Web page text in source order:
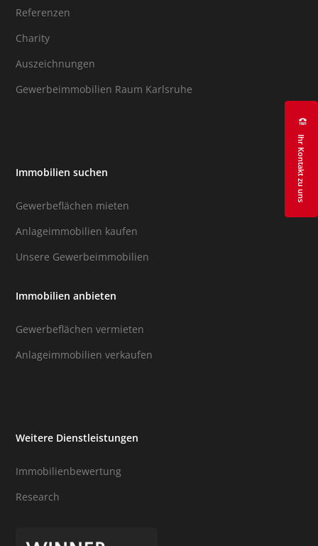
Referenzen
Charity
Auszeichnungen
Gewerbeimmobilien Raum Karlsruhe
Ihr Kontakt zu uns
Immobilien suchen
Gewerbeflächen mieten
Anlageimmobilien kaufen
Unsere Gewerbeimmobilien
Immobilien anbieten
Gewerbeflächen vermieten
Anlageimmobilien verkaufen
Weitere Dienstleistungen
Immobilienbewertung
Research